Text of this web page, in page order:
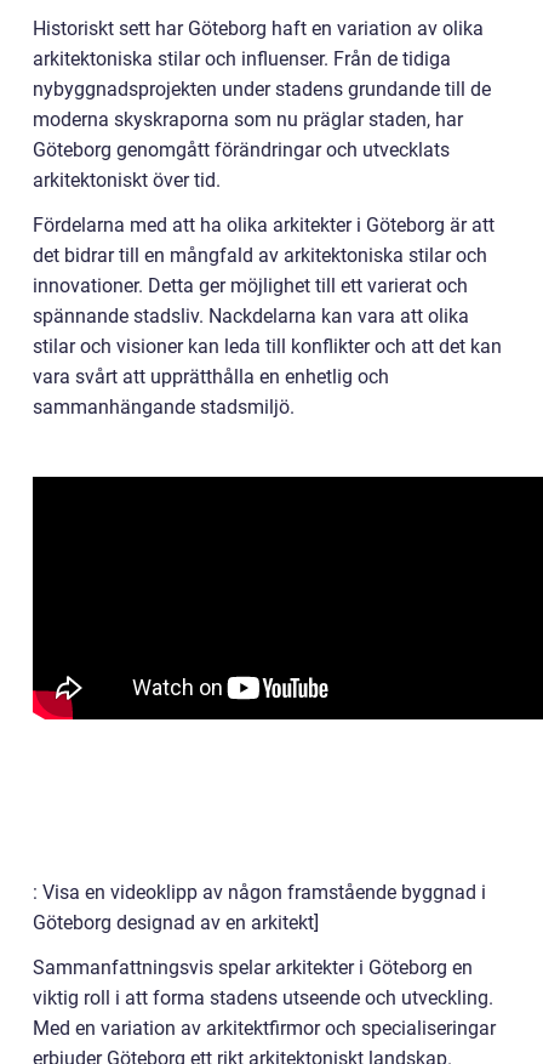
Historiskt sett har Göteborg haft en variation av olika
arkitektoniska stilar och influenser. Från de tidiga
nybyggnadsprojekten under stadens grundande till de
moderna skyskraporna som nu präglar staden, har
Göteborg genomgått förändringar och utvecklats
arkitektoniskt över tid.
Fördelarna med att ha olika arkitekter i Göteborg är att
det bidrar till en mångfald av arkitektoniska stilar och
innovationer. Detta ger möjlighet till ett varierat och
spännande stadsliv. Nackdelarna kan vara att olika
stilar och visioner kan leda till konflikter och att det kan
vara svårt att upprätthålla en enhetlig och
sammanhängande stadsmiljö.
: Visa en videoklipp av någon framstående byggnad i
Göteborg designad av en arkitekt]
Sammanfattningsvis spelar arkitekter i Göteborg en
viktig roll i att forma stadens utseende och utveckling.
Med en variation av arkitektfirmor och specialiseringar
erbjuder Göteborg ett rikt arkitektoniskt landskap.